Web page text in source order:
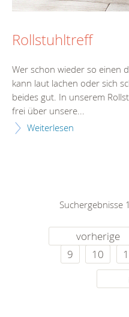
Rollstuhltreff
Wer schon wieder so einen
kann laut lachen oder sich
beides gut. In unserem
frei über unsere...
Weiterlesen
Suchergebnisse
vorherige
9
10